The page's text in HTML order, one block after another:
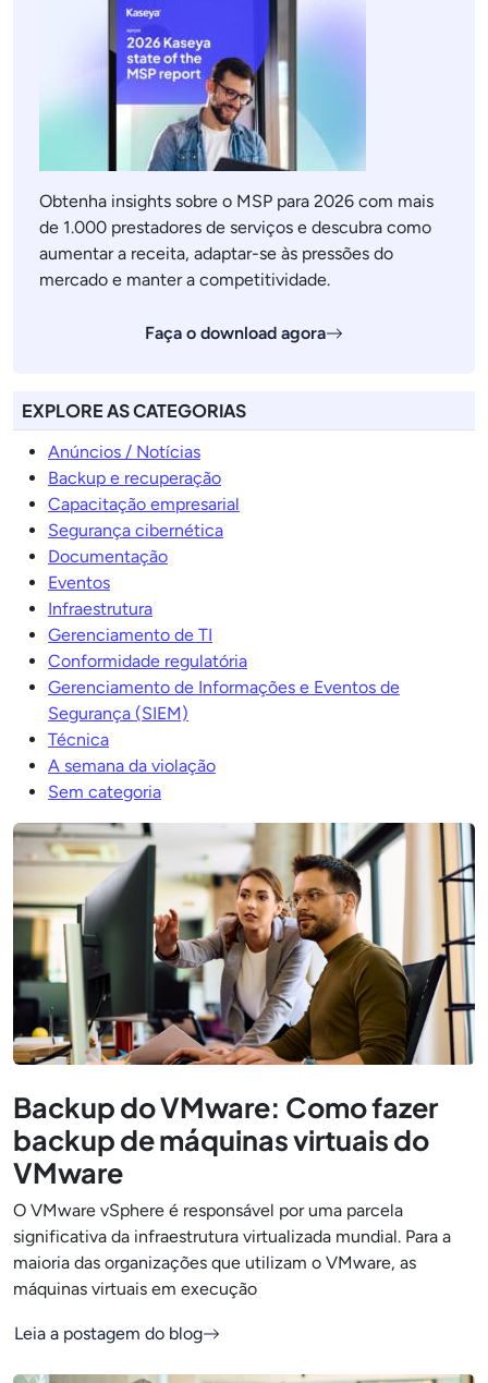
Obtenha insights sobre o MSP para 2026 com mais
de 1.000 prestadores de serviços e descubra como
aumentar a receita, adaptar-se às pressões do
mercado e manter a competitividade.
Faça o download agora
EXPLORE AS CATEGORIAS
Anúncios / Notícias
Backup e recuperação
Capacitação empresarial
Segurança cibernética
Documentação
Eventos
Infraestrutura
Gerenciamento de TI
Conformidade regulatória
Gerenciamento de Informações e Eventos de
Segurança (SIEM)
Técnica
A semana da violação
Sem categoria
Backup do VMware: Como fazer
backup de máquinas virtuais do
VMware
O VMware vSphere é responsável por uma parcela
significativa da infraestrutura virtualizada mundial. Para a
maioria das organizações que utilizam o VMware, as
máquinas virtuais em execução
Leia a postagem do blog